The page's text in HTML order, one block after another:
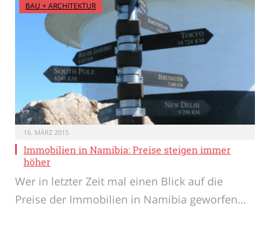
BAU + ARCHITEKTUR
16. MÄRZ 2015
Immobilien in Namibia: Preise steigen immer
höher
Wer in letzter Zeit mal einen Blick auf die
Preise der Immobilien in Namibia geworfen…